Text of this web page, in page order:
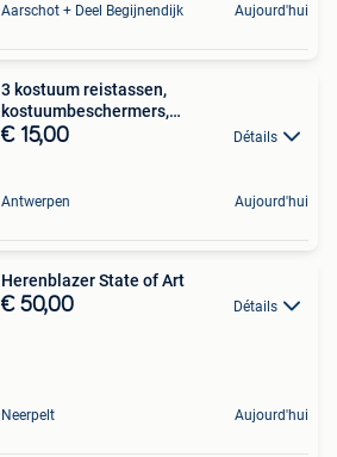
Aarschot + Deel Begijnendijk Aujourd'hui
3 kostuum reistassen,
kostuumbeschermers,
103x57cm,nieuw!!
€ 15,00 Détails
Antwerpen Aujourd'hui
Herenblazer State of Art
€ 50,00 Détails
Neerpelt Aujourd'hui